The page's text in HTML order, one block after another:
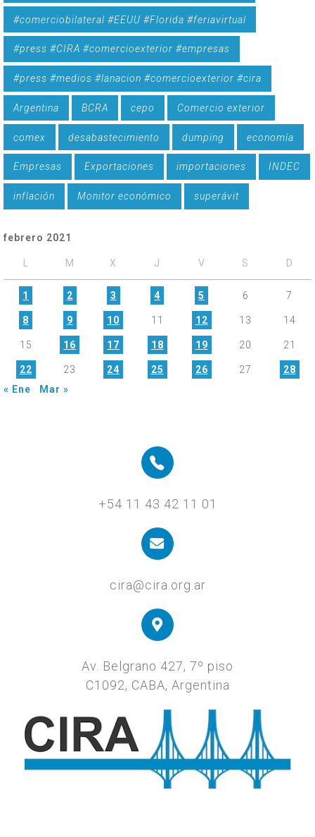
#comerciobilateral #EEUU #Florida #feriavirtual
#press #CIRA #comercioexterior #empresas
#press #medios #lanacion #comercioexterior #cira
Argentina BCRA cepo Comercio exterior
comex desabastecimiento dumping economía
Empresas Exportaciones importaciones INDEC
inflación Monitor económico superávit
febrero 2021
M X J V S D
1 2 3 4 5 6 7
8 9 10 11 12 13 14
15 16 17 18 19 20 21
22 23 24 25 26 27
28
« Ene
Mar »
+54 11 43 42 11 01
cira@cira.org.ar
Av. Belgrano 427, 7º piso
C1092, CABA, Argentina